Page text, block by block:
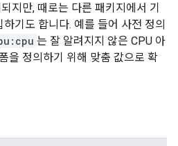
지만, 때로는 다른 패키지에서 기
기도 합니다. 예를 들어 사전 정의
는 잘 알려지지 않은 CPU 아
을 정의하기 위해 맞춤 값으로 확